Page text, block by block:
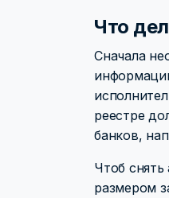
Что
Сначала
реестре
банков,
Чтоб
размером